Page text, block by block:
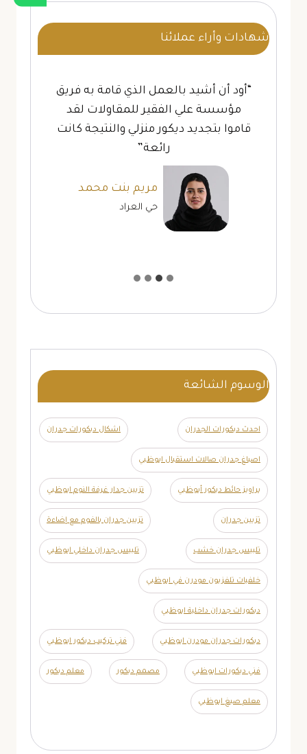
شهادات وأراء عملائنا
“أود أن أشيد بالعمل الذي قامة به فريق
مؤسسة علي الفقير للمقاولات لقد
قاموا بتجديد ديكور منزلي والنتيجة كانت
رائعة”
مريم بنت محمد
حي العراد
الوسوم الشائعة
احدث ديكورات الجدران اشكال ديكورات جدران
اصباغ جدران صالات استقبال ابوظبي
براويز حائط ديكور أبوظبي تزيين جدار غرفة النوم ابوظبي
تزيين جدران تزيين جدران بالفوم مع إضاءة
تلبيس جدران خشب تلبيس جدران داخلي ابوظبي
خلفيات تلفزيون مودرن في ابوظبي
ديكورات جدران داخلية ابوظبي
ديكورات جدران مودرن ابوظبي فني تركيب ديكور ابوظبي
فني ديكورات ابوظبي مصمم ديكور معلم ديكور
معلم صبغ ابوظبي